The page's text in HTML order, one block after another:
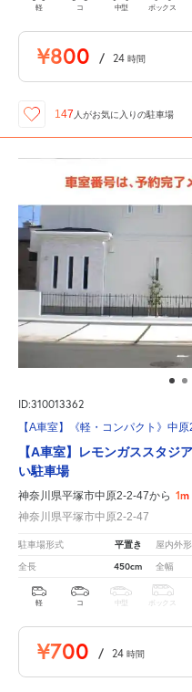
軽 コ 中型 ボックス
¥800 / 24 時間
147 人がお気に入りの駐車場
ID:310013362
【A車室】《軽・コンパクト》中
【A車室】レモンガススタジ
い駐車場
神奈川県平塚市中原2-2-47から 1m
神奈川県平塚市中原2-2-47
駐車場形式 平置き 屋内外
全長 450cm 全幅
軽 コ 中型 ボックス
¥700 / 24 時間